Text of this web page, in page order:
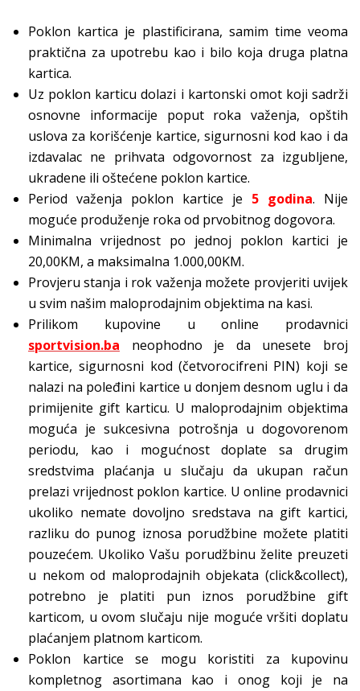
Poklon kartica je plastificirana, samim time veoma
praktična za upotrebu kao i bilo koja druga platna
kartica.
Uz poklon karticu dolazi i kartonski omot koji sadrži
osnovne informacije poput roka važenja, opštih
uslova za korišćenje kartice, sigurnosni kod kao i da
izdavalac ne prihvata odgovornost za izgubljene,
ukradene ili oštećene poklon kartice.
Period važenja poklon kartice je 5 godina. Nije
moguće produženje roka od prvobitnog dogovora.
Minimalna vrijednost po jednoj poklon kartici je
20,00KM, a maksimalna 1.000,00KM.
Provjeru stanja i rok važenja možete provjeriti uvijek
u svim našim maloprodajnim objektima na kasi.
Prilikom kupovine u online prodavnici
sportvision.ba neophodno je da unesete broj
kartice, sigurnosni kod (četvorocifreni PIN) koji se
nalazi na poleđini kartice u donjem desnom uglu i da
primijenite gift karticu. U maloprodajnim objektima
moguća je sukcesivna potrošnja u dogovorenom
periodu, kao i mogućnost doplate sa drugim
sredstvima plaćanja u slučaju da ukupan račun
prelazi vrijednost poklon kartice. U online prodavnici
ukoliko nemate dovoljno sredstava na gift kartici,
razliku do punog iznosa porudžbine možete platiti
pouzećem. Ukoliko Vašu porudžbinu želite preuzeti
u nekom od maloprodajnih objekata (click&collect),
potrebno je platiti pun iznos porudžbine gift
karticom, u ovom slučaju nije moguće vršiti doplatu
plaćanjem platnom karticom.
Poklon kartice se mogu koristiti za kupovinu
kompletnog asortimana kao i onog koji je na